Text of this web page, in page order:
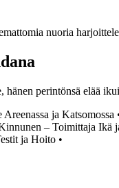
nuoria
perintönsä elää
ja Katsomossa
– Toimittaja Ikä
ja Hoito •